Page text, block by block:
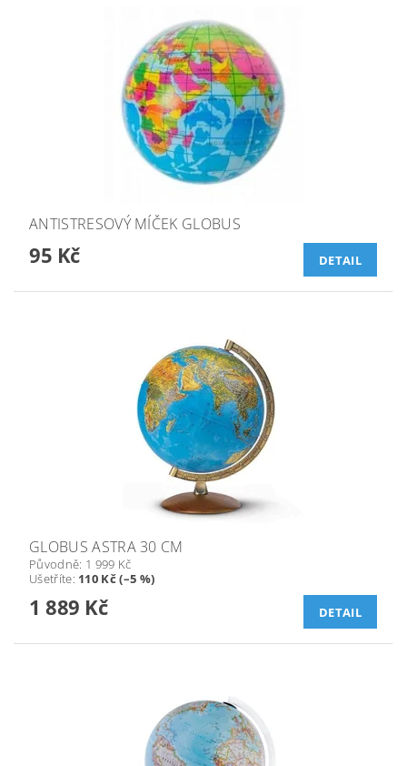
ANTISTRESOVÝ MÍČEK GLOBUS
95 Kč DETAIL
GLOBUS ASTRA 30 CM
Původně: 1 999 Kč
Ušetříte: 110 Kč (–5 %)
1 889 Kč DETAIL